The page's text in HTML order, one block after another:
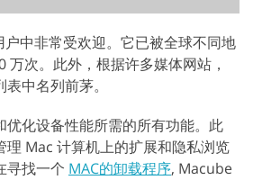
户中非常受欢迎。它已被全球不同地
万次。此外，根据许多媒体网站，
中名列前茅。
优化设备性能所需的所有功能。此
理 Mac 计算机上的扩展和隐私浏览
寻找一个 MAC的卸载程序, Macube